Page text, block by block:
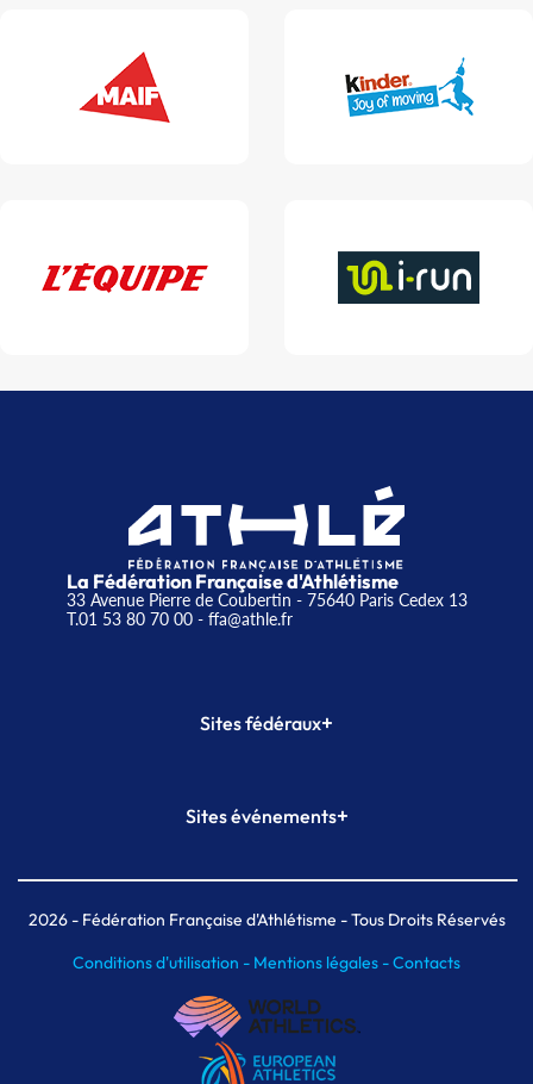
La Fédération Française d'Athlétisme
33 Avenue Pierre de Coubertin - 75640 Paris Cedex 13
T.01 53 80 70 00- ffa@athle.fr
Sites fédéraux+
Plateforme Formation
Sites événements+
Meeting de Paris indoor
MAIF Ekiden de Paris
2026- Fédération Française d'Athlétisme - Tous Droits Réservés
Conditions d'utilisation - Mentions légales -Contacts